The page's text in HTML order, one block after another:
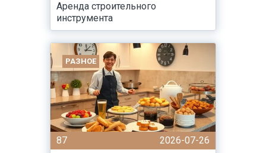
Аренда строительного
инструмента
РАЗНОЕ
87
2026-07-26